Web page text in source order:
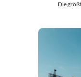
Die